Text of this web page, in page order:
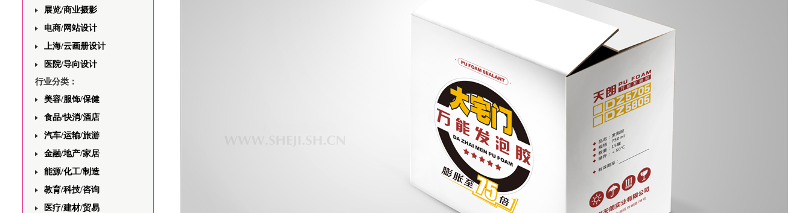
展览/商业摄影
电商/网站设计
上海/云画册设计
医院/导向设计
行业分类：
美容/服饰/保健
食品/快消/酒店
汽车/运输/旅游
金融/地产/家居
能源/化工/制造
教育/科技/咨询
医疗/建材/贸易